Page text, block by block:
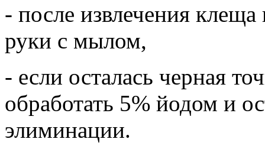
- после извлечения
руки с мылом,
- если осталась черная
обработать 5% йодом и
элиминации.